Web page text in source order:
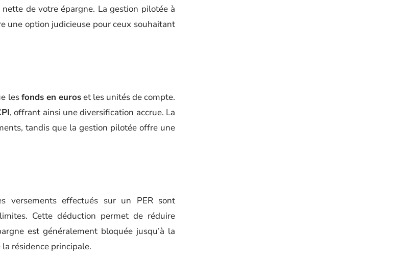
de votre épargne. La gestion pilotée à
une option judicieuse pour ceux souhaitant
lesfonds en euroset les unités de compte.
, offrant ainsi une diversification accrue. La
tandis que la gestion pilotée offre une
versements effectués sur un PER sont
Cette déduction permet de réduire
est généralement bloquée jusqu’à la
résidence principale.